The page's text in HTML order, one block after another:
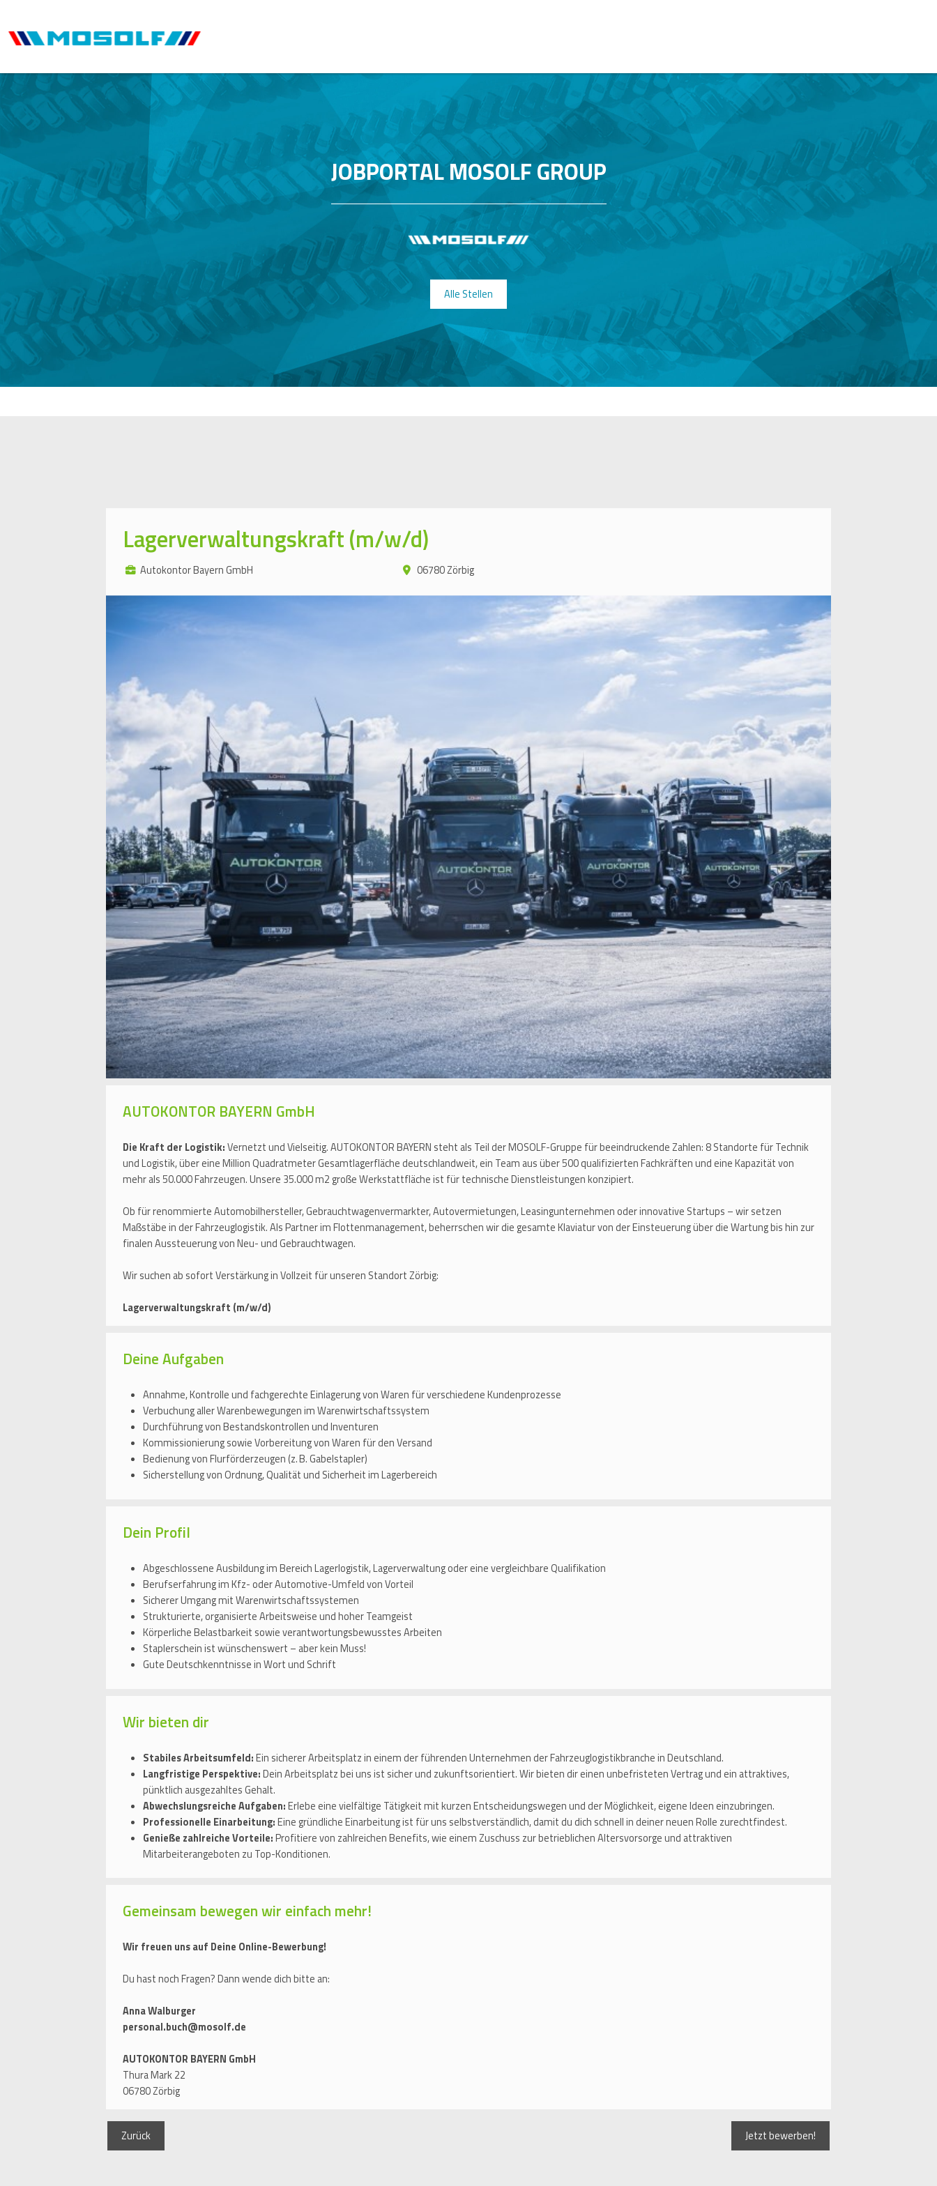
JOBPORTAL MOSOLF GROUP
Alle Stellen
Lagerverwaltungskraft (m/w/d)
Autokontor Bayern GmbH 06780 Zörbig
AUTOKONTOR BAYERN GmbH
Die Kraft der Logistik:Vernetzt und Vielseitig. AUTOKONTOR BAYERN steht als Teil der MOSOLF-Gruppe für beeindruckende Zahlen: 8 Standorte für Technik
und Logistik, über eine Million Quadratmeter Gesamtlagerfläche deutschlandweit, ein Team aus über 500 qualifizierten Fachkräften und eine Kapazität von
mehr als 50.000 Fahrzeugen. Unsere 35.000 m2 große Werkstattfläche ist für technische Dienstleistungen konzipiert.
Ob für renommierte Automobilhersteller, Gebrauchtwagenvermarkter, Autovermietungen, Leasingunternehmen oder innovative Startups – wir setzen
Maßstäbe in der Fahrzeuglogistik. Als Partner im Flottenmanagement, beherrschen wir die gesamte Klaviatur von der Einsteuerung über die Wartung bis hin zur
finalen Aussteuerung von Neu- und Gebrauchtwagen.
Wir suchen ab sofort Verstärkung in Vollzeit für unseren Standort Zörbig:
Lagerverwaltungskraft (m/w/d)
Deine Aufgaben
Annahme, Kontrolle und fachgerechte Einlagerung von Waren für verschiedene Kundenprozesse
Verbuchung aller Warenbewegungen im Warenwirtschaftssystem
Durchführung von Bestandskontrollen und Inventuren
Kommissionierung sowie Vorbereitung von Waren für den Versand
Bedienung von Flurförderzeugen (z. B. Gabelstapler)
Sicherstellung von Ordnung, Qualität und Sicherheit im Lagerbereich
Dein Profil
Abgeschlossene Ausbildung im Bereich Lagerlogistik, Lagerverwaltung oder eine vergleichbare Qualifikation
Berufserfahrung im Kfz- oder Automotive-Umfeld von Vorteil
Sicherer Umgang mit Warenwirtschaftssystemen
Strukturierte, organisierte Arbeitsweise und hoher Teamgeist
Körperliche Belastbarkeit sowie verantwortungsbewusstes Arbeiten
Staplerschein ist wünschenswert – aber kein Muss!
Gute Deutschkenntnisse in Wort und Schrift
Wir bieten dir
Stabiles Arbeitsumfeld:Ein sicherer Arbeitsplatz in einem der führenden Unternehmen der Fahrzeuglogistikbranche in Deutschland.
Langfristige Perspektive:Dein Arbeitsplatz bei uns ist sicher und zukunftsorientiert. Wir bieten dir einen unbefristeten Vertrag und ein attraktives,
pünktlich ausgezahltes Gehalt.
Abwechslungsreiche Aufgaben:Erlebe eine vielfältige Tätigkeit mit kurzen Entscheidungswegen und der Möglichkeit, eigene Ideen einzubringen.
Professionelle Einarbeitung:Eine gründliche Einarbeitung ist für uns selbstverständlich, damit du dich schnell in deiner neuen Rolle zurechtfindest.
Genieße zahlreiche Vorteile:Profitiere von zahlreichen Benefits, wie einem Zuschuss zur betrieblichen Altersvorsorge und attraktiven
Mitarbeiterangeboten zu Top-Konditionen.
Gemeinsam bewegen wir einfach mehr!
Wir freuen uns auf Deine Online-Bewerbung!
Du hast noch Fragen? Dann wende dich bitte an:
Anna Walburger
personal.buch@mosolf.de
AUTOKONTOR BAYERN GmbH
Thura Mark 22
06780 Zörbig
Zurück Jetzt bewerben!